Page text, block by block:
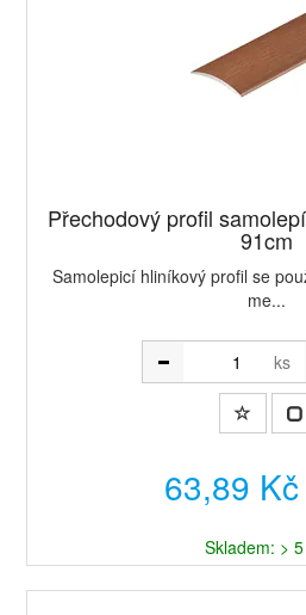
Přechodový profil
91cm
Samolepicí hliníkový profil se
me...
ks
63,89
Skladem: >